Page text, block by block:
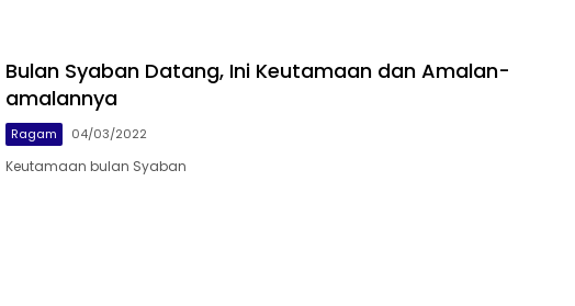
Bulan Syaban Datang, Ini Keutamaan dan Amalan-
amalannya
Ragam 04/03/2022
Keutamaan bulan Syaban